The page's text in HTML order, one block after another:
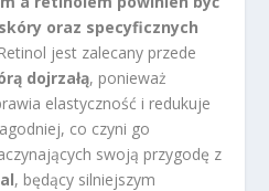
oraz specyficznych
Retinol jest zalecany przede
dojrzałą, ponieważ
elastyczność i redukuje
co czyni go
swoją przygodę z
, będący silniejszym